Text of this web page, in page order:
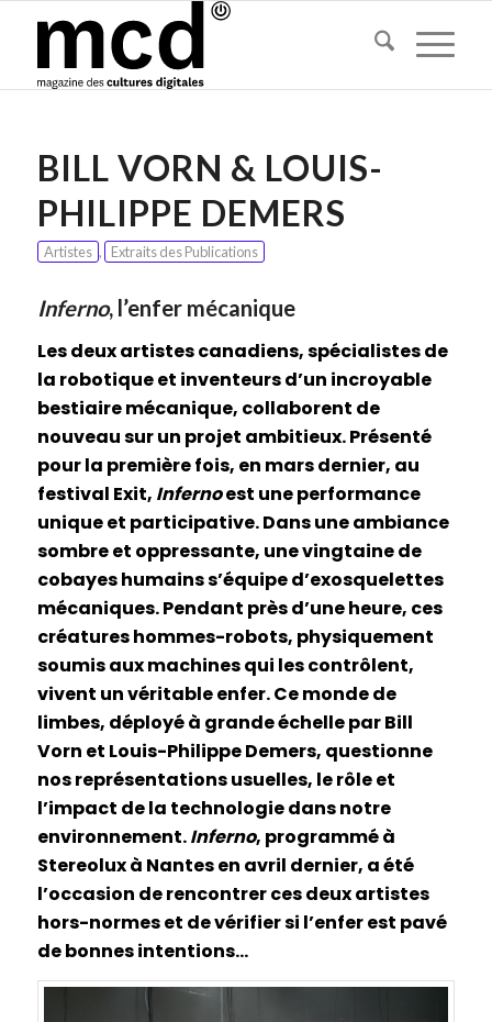
BILL VORN & LOUIS-
PHILIPPE DEMERS
Artistes , Extraits des Publications
Inferno, l’enfer mécanique
Les deux artistes canadiens, spécialistes de
la robotique et inventeurs d’un incroyable
bestiaire mécanique, collaborent de
nouveau sur un projet ambitieux. Présenté
pour la première fois, en mars dernier, au
festival Exit, Infernoest une performance
unique et participative. Dans une ambiance
sombre et oppressante, une vingtaine de
cobayes humains s’équipe d’exosquelettes
mécaniques. Pendant près d’une heure, ces
créatures hommes-robots, physiquement
soumis aux machines qui les contrôlent,
vivent un véritable enfer. Ce monde de
limbes, déployé à grande échelle par Bill
Vorn et Louis-Philippe Demers, questionne
nos représentations usuelles, le rôle et
l’impact de la technologie dans notre
environnement.Inferno, programmé à
Stereolux à Nantes en avril dernier, a été
l’occasion de rencontrer ces deux artistes
hors-normes et de vérifier si l’enfer est pavé
de bonnes intentions…